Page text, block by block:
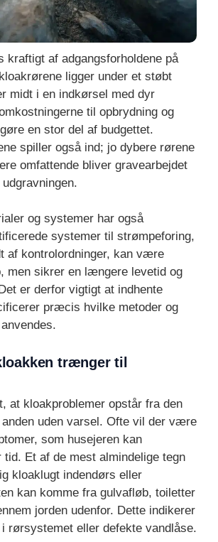
kraftigt af adgangsforholdene på
ligger under et støbt
midt i en indkørsel med dyr
til opbrydning og
en stor del af budgettet.
spiller også ind; jo dybere rørene
omfattende bliver gravearbejdet
og systemer har også
systemer til strømpeforing,
af kontrolordninger, kan være
men sikrer en længere levetid og
er derfor vigtigt at indhente
præcis hvilke metoder og
trænger til
at kloakproblemer opstår fra den
anden uden varsel. Ofte vil der være
som husejeren kan
tid. Et af de mest almindelige tegn
kloaklugt indendørs eller
kan komme fra gulvafløb, toiletter
jorden udenfor. Dette indikerer
rørsystemet eller defekte vandlåse.